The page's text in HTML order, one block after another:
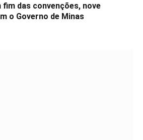
fim das convenções, nove
o Governo de Minas